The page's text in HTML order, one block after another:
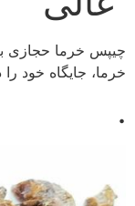
چیپس خرما حجازی
خرما، جایگاه خود
.